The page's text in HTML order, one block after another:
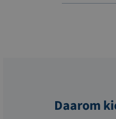
Daarom